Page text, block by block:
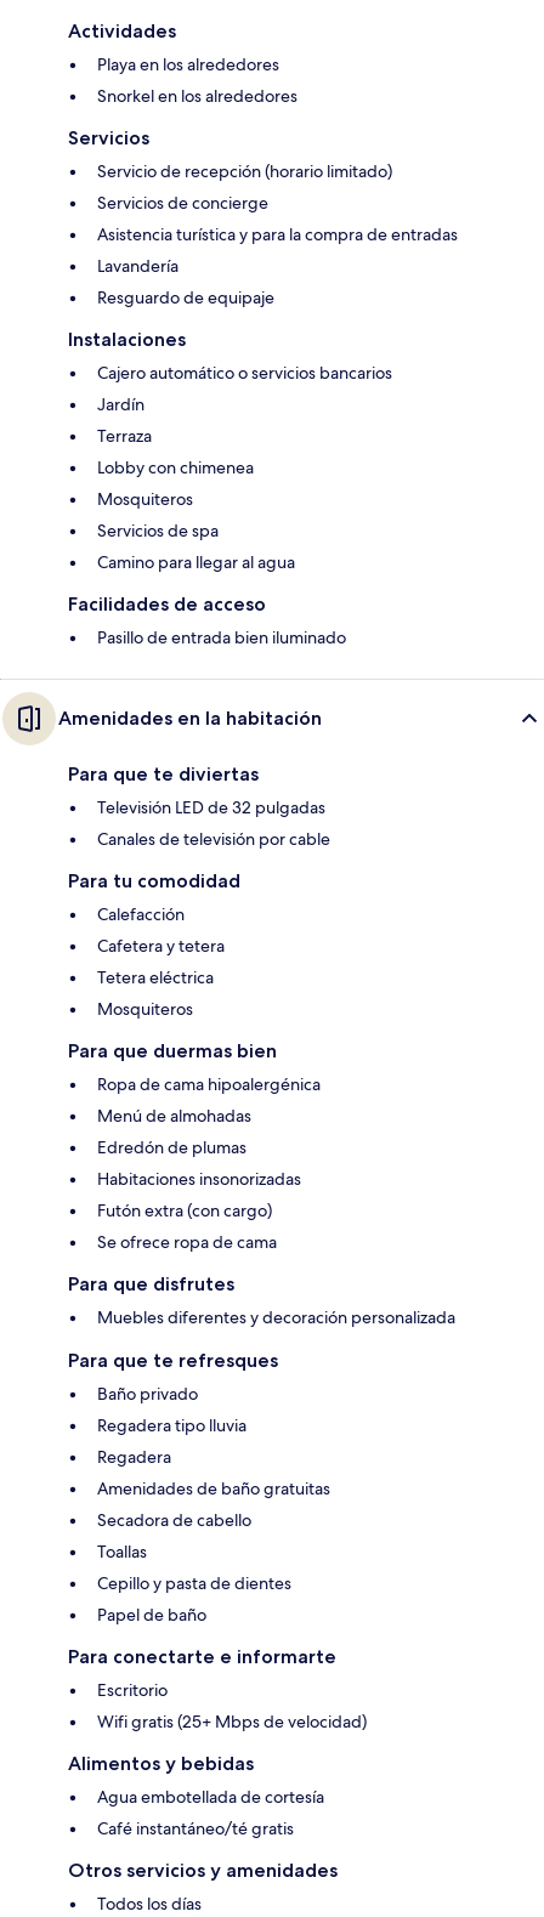
Actividades
Playa en los alrededores
Snorkel en los alrededores
Servicios
Servicio de recepción (horario limitado)
Servicios de concierge
Asistencia turística y para la compra de entradas
Lavandería
Resguardo de equipaje
Instalaciones
Cajero automático o servicios bancarios
Jardín
Terraza
Lobby con chimenea
Mosquiteros
Servicios de spa
Camino para llegar al agua
Facilidades de acceso
Pasillo de entrada bien iluminado
Amenidades en la habitación
Para que te diviertas
Televisión LED de 32 pulgadas
Canales de televisión por cable
Para tu comodidad
Calefacción
Cafetera y tetera
Tetera eléctrica
Mosquiteros
Para que duermas bien
Ropa de cama hipoalergénica
Menú de almohadas
Edredón de plumas
Habitaciones insonorizadas
Futón extra (con cargo)
Se ofrece ropa de cama
Para que disfrutes
Muebles diferentes y decoración personalizada
Para que te refresques
Baño privado
Regadera tipo lluvia
Regadera
Amenidades de baño gratuitas
Secadora de cabello
Toallas
Cepillo y pasta de dientes
Papel de baño
Para conectarte e informarte
Escritorio
Wifi gratis (25+ Mbps de velocidad)
Alimentos y bebidas
Agua embotellada de cortesía
Café instantáneo/té gratis
Otros servicios y amenidades
Todos los días